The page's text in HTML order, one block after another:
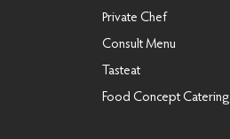
Private Chef
Consult Menu
Tasteat
Food Concept Catering